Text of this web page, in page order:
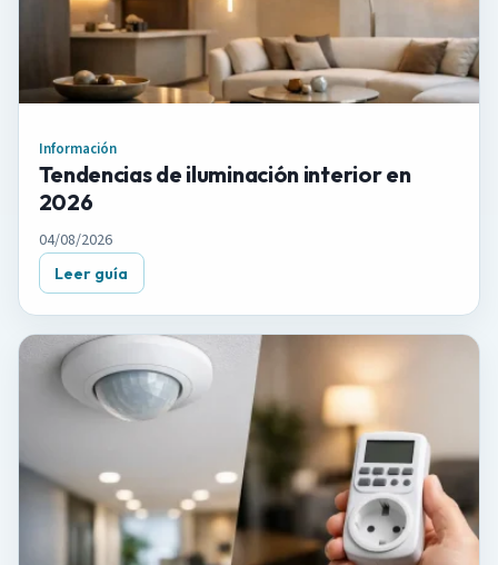
Información
Tendencias de iluminación interior en
2026
04/08/2026
Leer guía